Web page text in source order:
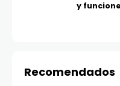
y
Recomendados